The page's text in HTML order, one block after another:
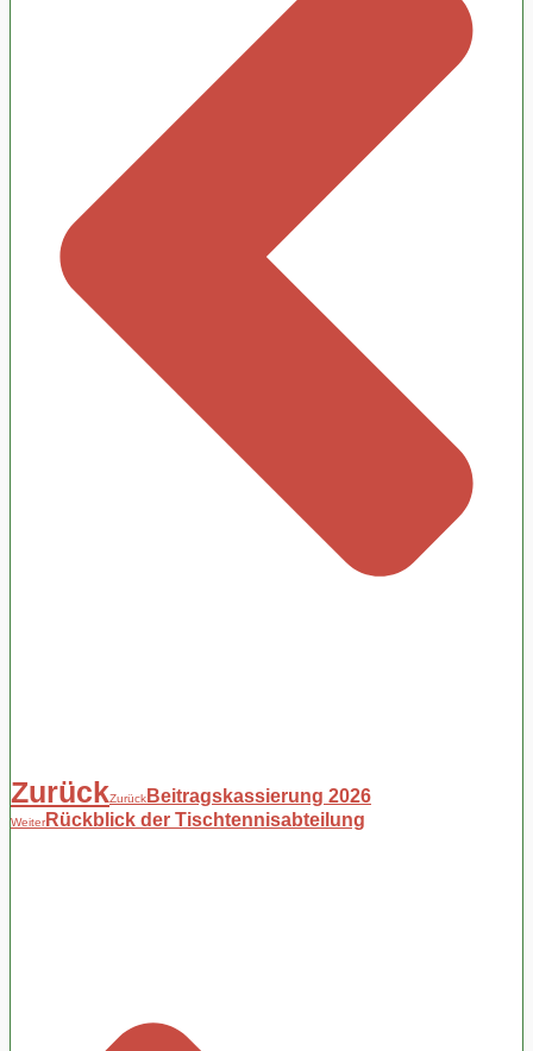
ZurückZurück Beitragskassierung 2026
WeiterRückblick der Tischtennisabteilung